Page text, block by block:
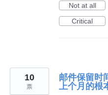
Not at all
Critical
邮件保留时
上个月的根
10
票